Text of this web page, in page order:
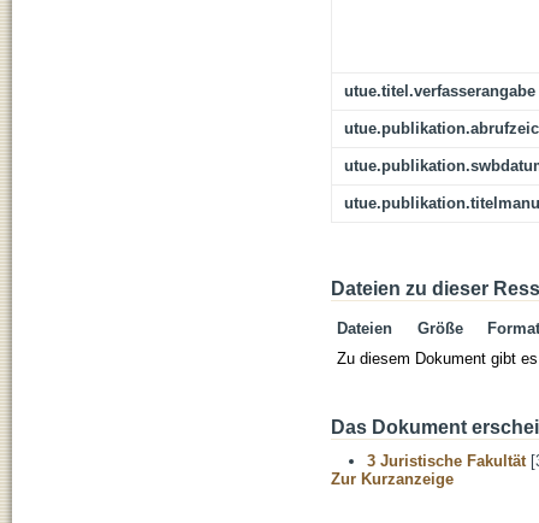
utue.titel.verfasserangabe
Dateien zu dieser
Dateien Größe
Format
Zu diesem Dokument gibt
Das Dokument
3 Juristische Fakultät
Zur Kurzanzeige